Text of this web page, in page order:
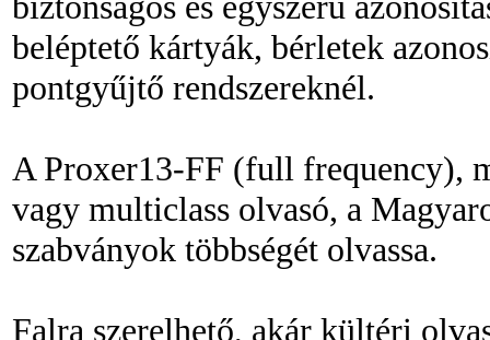
beléptető kártyák, bérletek
pontgyűjtő rendszereknél.
A Proxer13-FF (full frequency),
vagy multiclass olvasó, a
szabványok többségét olvassa.
Falra szerelhető, akár kültéri